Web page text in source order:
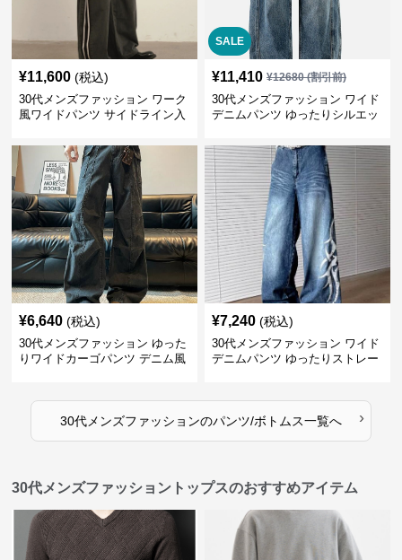
¥11,600 (税込)
30代メンズファッション ワーク
風ワイドパンツ サイドライン入
SALE
¥11,410 ¥12680(割引前)
30代メンズファッション ワイド
デニムパンツ ゆったりシルエッ
¥6,640 (税込)
30代メンズファッション ゆった
りワイドカーゴパンツ デニム風
¥7,240 (税込)
30代メンズファッション ワイド
デニムパンツ ゆったりストレー
30代メンズファッションのパンツ/ボトムス一覧へ ›
30代メンズファッショントップスのおすすめアイテム